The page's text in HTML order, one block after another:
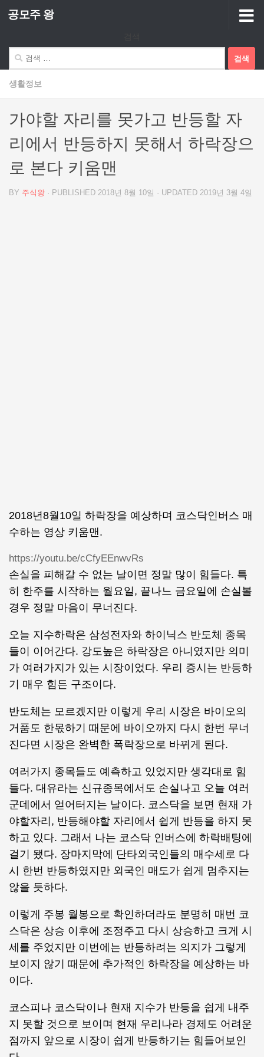
Skip to content
공모주 왕
색:
생활정보
가야할 자리를 못가고 반등할 자
리에서 반등하지 못해서 하락장으
로 본다 키움맨
BY 주식왕 · PUBLISHED 2018년 8월 10일 · UPDATED 2019년 3월 4일
2018년8월10일 하락장을 예상하며 코스닥인버스 매
수하는 영상 키움맨.
https://youtu.be/cCfyEEnwvRs
손실을 피해갈 수 없는 날이면 정말 많이 힘들다. 특
히 한주를 시작하는 월요일, 끝나느 금요일에 손실볼
경우 정말 마음이 무너진다.
오늘 지수하락은 삼성전자와 하이닉스 반도체 종목
들이 이어간다. 강도높은 하락장은 아니였지만 의미
가 여러가지가 있는 시장이었다. 우리 증시는 반등하
기 매우 힘든 구조이다.
반도체는 모르겠지만 이렇게 우리 시장은 바이오의
거품도 한몫하기 때문에 바이오까지 다시 한번 무너
진다면 시장은 완벽한 폭락장으로 바뀌게 된다.
여러가지 종목들도 예측하고 있었지만 생각대로 힘
들다. 대유라는 신규종목에서도 손실나고 오늘 여러
군데에서 얻어터지는 날이다. 코스닥을 보면 현재 가
야할자리, 반등해야할 자리에서 쉽게 반등을 하지 못
하고 있다. 그래서 나는 코스닥 인버스에 하락배팅에
걸기 됐다. 장마지막에 단타외국인들의 매수세로 다
시 한번 반등하였지만 외국인 매도가 쉽게 멈추지는
않을 듯하다.
이렇게 주봉 월봉으로 확인하더라도 분명히 매번 코
스닥은 상승 이후에 조정주고 다시 상승하고 크게 시
세를 주었지만 이번에는 반등하려는 의지가 그렇게
보이지 않기 때문에 추가적인 하락장을 예상하는 바
이다.
코스피나 코스닥이나 현재 지수가 반등을 쉽게 내주
지 못할 것으로 보이며 현재 우리나라 경제도 어려운
점까지 앞으로 시장이 쉽게 반등하기는 힘들어보인